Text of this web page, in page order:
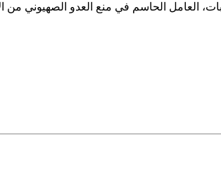
العامل الحاسم في منع العدو الصهيوني من